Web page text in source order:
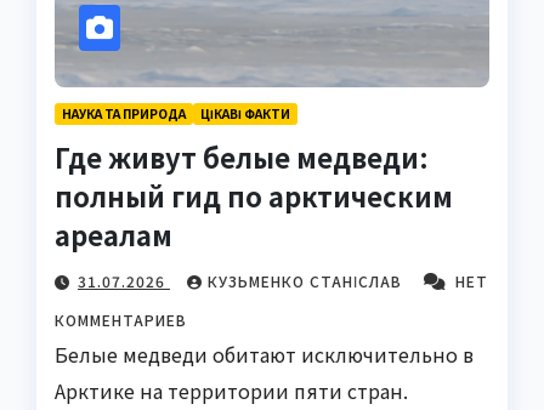
НАУКА ТА ПРИРОДА ЦІКАВІ ФАКТИ
Где живут белые медведи:
полный гид по арктическим
ареалам
31.07.2026 КУЗЬМЕНКО СТАНІСЛАВ
НЕТ
КОММЕНТАРИЕВ
Белые медведи обитают исключительно в
Арктике на территории пяти стран.